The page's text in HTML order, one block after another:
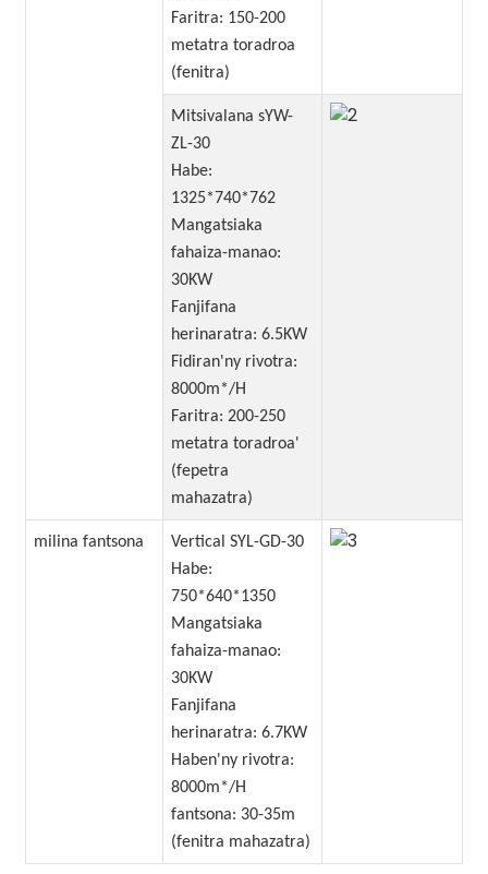
Faritra: 150-200
metatra toradroa
(fenitra)
Mitsivalana sYW-
ZL-30
Habe:
1325*740*762
Mangatsiaka
fahaiza-manao:
30KW
Fanjifana
herinaratra: 6.5KW
Fidiran'ny rivotra:
8000m*/H
Faritra: 200-250
metatra toradroa'
(fepetra
mahazatra)
milina fantsona
Vertical SYL-GD-30
Habe:
750*640*1350
Mangatsiaka
fahaiza-manao:
30KW
Fanjifana
herinaratra: 6.7KW
Haben'ny rivotra:
8000m*/H
fantsona: 30-35m
(fenitra mahazatra)